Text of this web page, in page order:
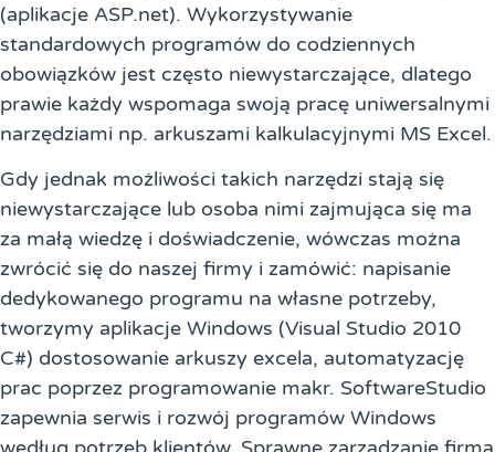
(aplikacje ASP.net). Wykorzystywanie
standardowych programów do codziennych
obowiązków jest często niewystarczające, dlatego
prawie każdy wspomaga swoją pracę uniwersalnymi
narzędziami np. arkuszami kalkulacyjnymi MS Excel.
Gdy jednak możliwości takich narzędzi stają się
niewystarczające lub osoba nimi zajmująca się ma
za małą wiedzę i doświadczenie, wówczas można
zwrócić się do naszej firmy i zamówić: napisanie
dedykowanego programu na własne potrzeby,
tworzymy aplikacje Windows (Visual Studio 2010
C#) dostosowanie arkuszy excela, automatyzację
prac poprzez programowanie makr. SoftwareStudio
zapewnia serwis i rozwój programów Windows